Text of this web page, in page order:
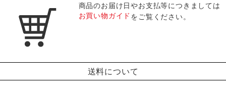
商品のお届け日やお支払等につきましては
お買い物ガイド をご覧ください。
送料について